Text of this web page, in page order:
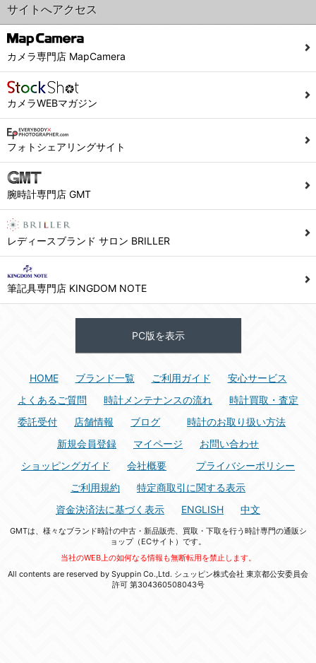
サイトへアクセス
カメラ専門店 MapCamera
カメラWEBマガジン
フォトシェアリングサイト
腕時計専門店 GMT
レディースブランド サロン BRILLER
筆記具専門店 KINGDOM NOTE
PC版を表示
HOME ブランド一覧 ご利用ガイド
安心サービス
よくあるご質問
時計メンテナンスの流れ
時計買取・査定
委託受付
店舗情報 ブログ
時計のお取り扱い方法
新規会員登録
マイページ
お問い合わせ
ショッピングガイド
会社概要
プライバシーポリシー
ご利用規約
特定商取引に関する表示
資金決済法に基づく表示
ENGLISH 中文
GMTは、様々なブランド時計の中古・新品販売、買取・下取を行う時計専門の通販シ
ョップ（ECサイト）です。
当社のWEB上の如何なる情報も無断転用を禁止します。
All contents are reserved by Syuppin Co.,Ltd. シュッピン株式会社 東京都公安委員会
許可 第304360508043号